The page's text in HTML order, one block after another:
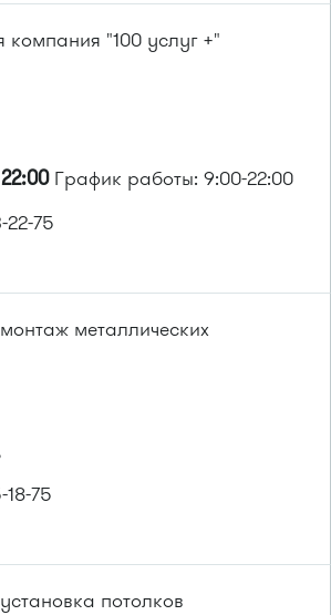
компания "100 услуг +"
График работы: 9:00-22:00
75
металлических
75
потолков